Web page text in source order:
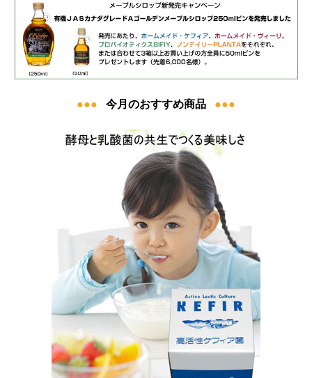
●●● 今月のおすすめ商品 ●●●